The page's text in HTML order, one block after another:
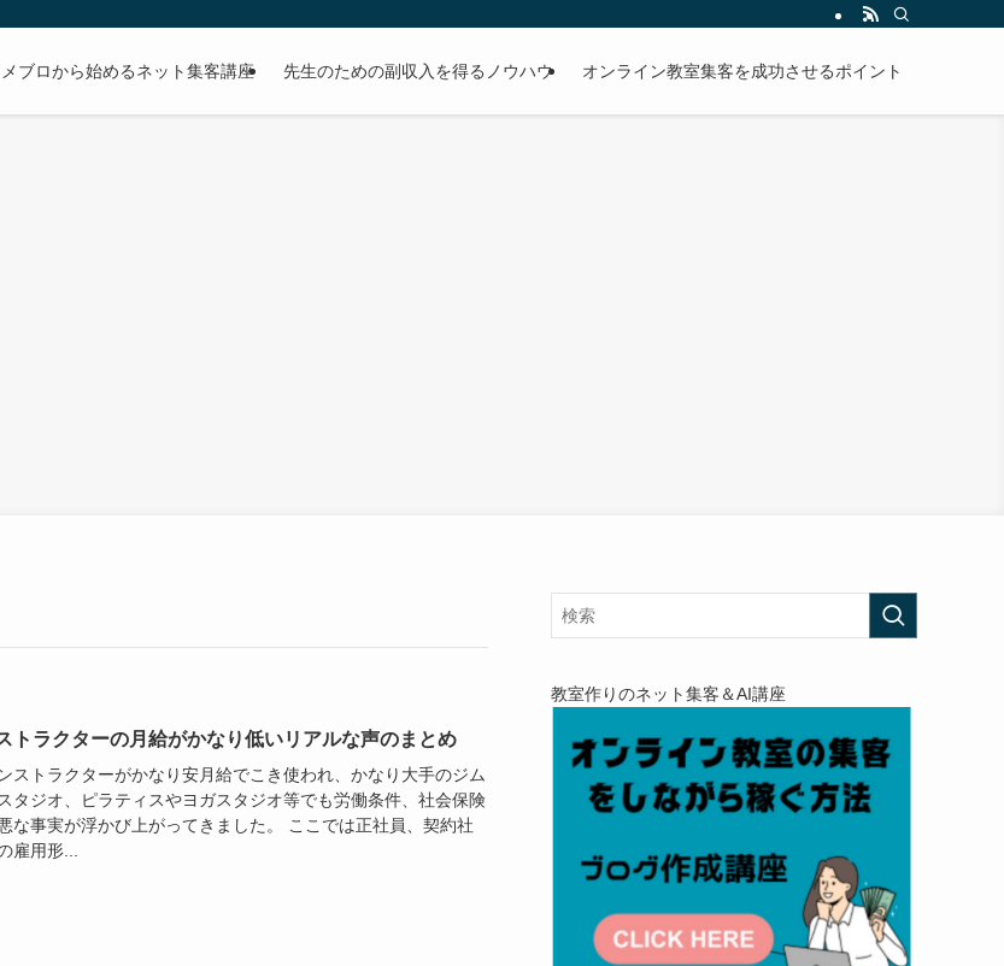
ブロから始めるネット集客講座 先生のための副収入を得るノウハウ オンライン教室集客を成功させるポイント
トラクターの月給がかなり低いリアルな声のまとめ
ストラクターがかなり安月給でこき使われ、かなり大手のジム
タジオ、ピラティスやヨガスタジオ等でも労働条件、社会保険
な事実が浮かび上がってきました。 ここでは正社員、契約社
雇用形...
教室作りのネット集客＆AI講座